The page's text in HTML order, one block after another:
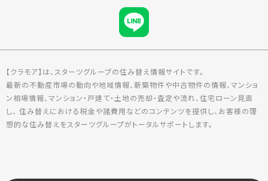
【クラモア】は、スターツグループの住み替え情報サイトです。
最新の不動産市場の動向や地域情報、新築物件や中古物件の情報、マンショ
ン相場情報、マンション・戸建て・土地の売却・査定や流れ、住宅ローン見直
し、 住み替えにおける税金や諸費用などのコンテンツを提供し、お客様の理
想的な住み替えをスターツグループがトータルサポートします。